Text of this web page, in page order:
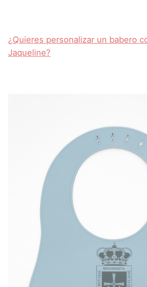
¿Quieres personalizar un babero
Jaqueline?